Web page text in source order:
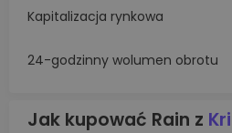
Kapitalizacja rynkowa
24-godzinny wolumen obrotu
Jak kupować Rain z